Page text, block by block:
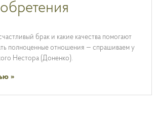
брак и какие качества помогают
полноценные отношения — спрашиваем у
Нестора (Доненко).
»